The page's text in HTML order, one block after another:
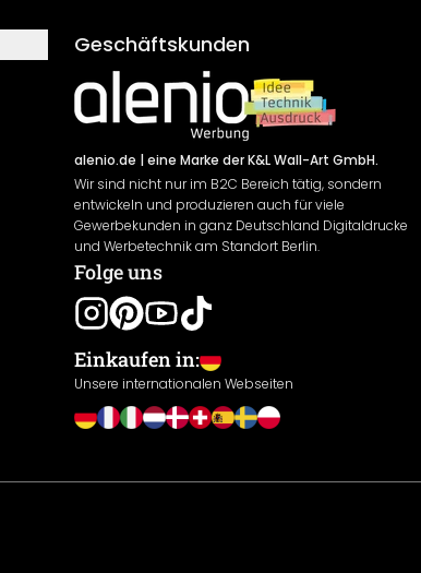
Geschäftskunden
alenio.de | eine Marke der K&L Wall-Art GmbH.
Wir sind nicht nur im B2C Bereich tätig, sondern
entwickeln und produzieren auch für viele
Gewerbekunden in ganz Deutschland Digitaldrucke
und Werbetechnik am Standort Berlin.
Folge uns
Einkaufen in:
Unsere internationalen Webseiten